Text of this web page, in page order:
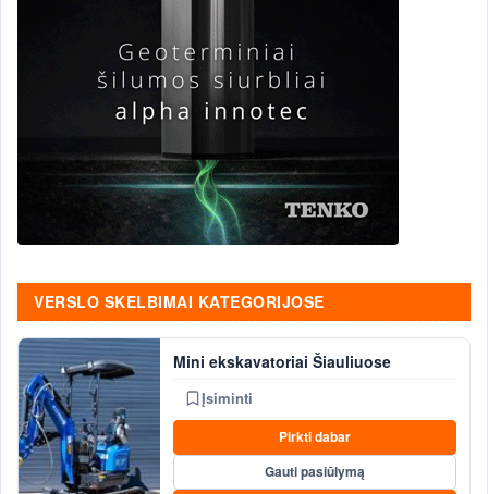
VERSLO SKELBIMAI KATEGORIJOSE
Mini ekskavatoriai Šiauliuose
Įsiminti
Pirkti dabar
Gauti pasiūlymą